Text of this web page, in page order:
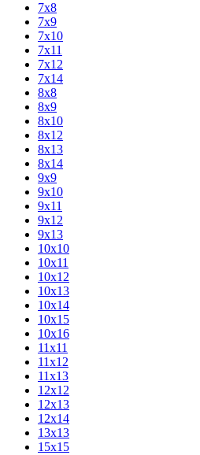
7х8
7х9
7х10
7х11
7х12
7х14
8х8
8х9
8х10
8х12
8х13
8х14
9х9
9х10
9х11
9х12
9х13
10х10
10х11
10х12
10х13
10х14
10х15
10х16
11х11
11х12
11х13
12х12
12х13
12х14
13х13
15х15